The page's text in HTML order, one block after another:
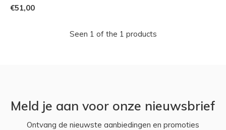
€51,00
Seen 1 of the 1 products
Meld je aan voor onze nieuwsbrief
Ontvang de nieuwste aanbiedingen en promoties